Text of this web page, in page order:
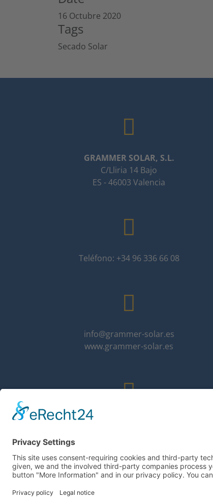
16 Octubre 2020
Tags
Secado Solar
GRAMMER SOLAR, S.L.
C/Lliria 14 Bajo
ES - 46003 Valencia
Teléfono: +34 96 336 66 08
info@grammer-solar.es
www.grammer-solar.es
CGV